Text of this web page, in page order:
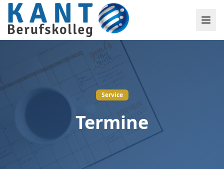
Service
Termine